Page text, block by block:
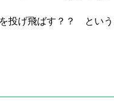
投げ飛ばす？？ とい